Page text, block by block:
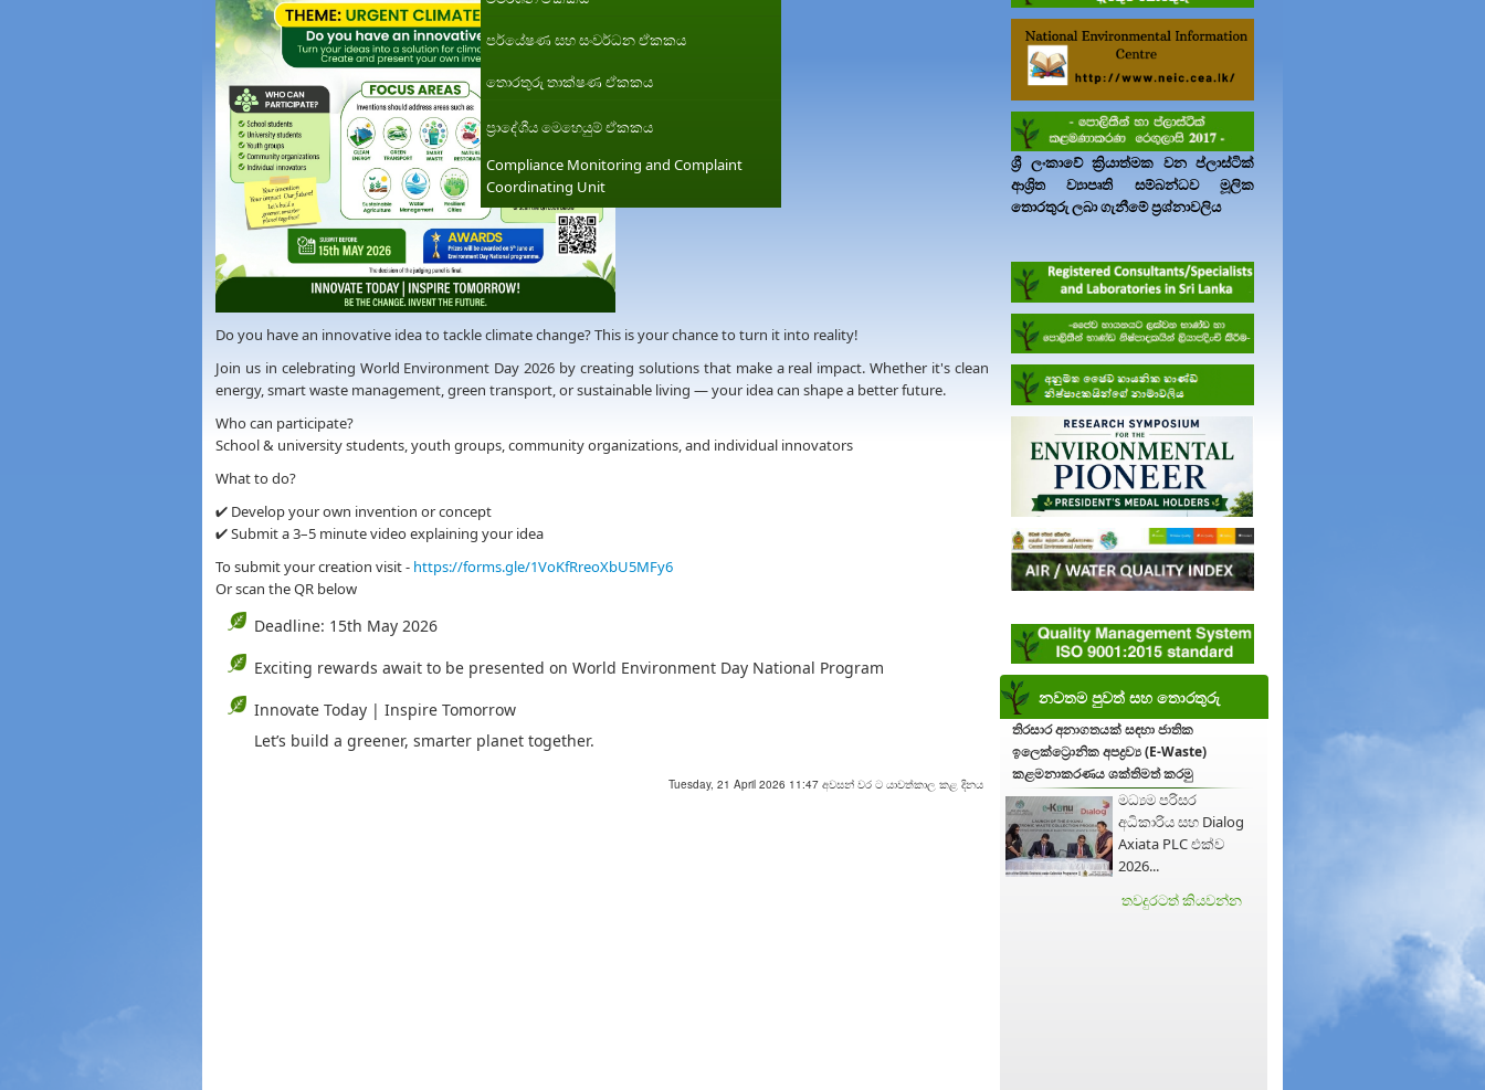
පර්යේෂණ සහ සංවර්ධන ඒකකය
තොරතුරු තාක්ෂණ ඒකකය
ප්‍රාදේශීය මෙහෙයුම් ඒකකය
Compliance Monitoring and Complaint
Coordinating Unit
Do you have an innovative idea to tackle climate change? This is your chance to turn it into reality!
Join us in celebrating World Environment Day 2026 by creating solutions that make a real impact. Whether it's clean
energy, smart waste management, green transport, or sustainable living — your idea can shape a better future.
Who can participate?
School & university students, youth groups, community organizations, and individual innovators
What to do?
✔ Develop your own invention or concept
✔ Submit a 3–5 minute video explaining your idea
To submit your creation visit - https://forms.gle/1VoKfRreoXbU5MFy6
Or scan the QR below
Deadline: 15th May 2026
Exciting rewards await to be presented on World Environment Day National Program
Innovate Today | Inspire Tomorrow
Let’s build a greener, smarter planet together.
Tuesday, 21 April 2026 11:47 අවසන් වර ට යාවත්කාල කළ දිනය
ශ්‍රී ලංකාවේ ක්‍රියාත්මක වන ප්ලාස්ටික්
ආශ්‍රිත ව්‍යාපෘති සම්බන්ධව මූලික
තොරතුරු ලබා ගැනීමේ ප්‍රශ්නාවලිය
නවතම පුවත් සහ තොරතුරු
තිරසාර අනාගතයක් සඳහා ජාතික
ඉලෙක්ට්‍රොනික අපද්‍රව්‍ය (E-Waste)
කළමනාකරණය ශක්තිමත් කරමු
මධ්‍යම පරිසර
අධිකාරිය සහ Dialog
Axiata PLC එක්ව
2026...
තවදුරටත් කියවන්න